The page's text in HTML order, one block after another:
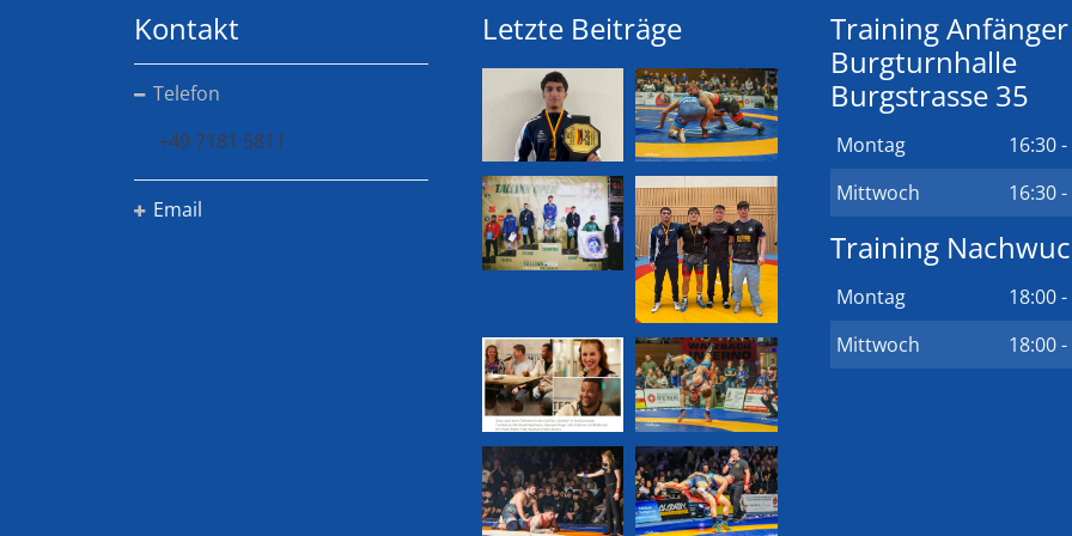
Kontakt
Telefon
+49 7181 5811
Email
Letzte Beiträge
Training Anfänger
Burgturnhalle
Burgstrasse 35
Montag
16:30
Mittwoch
16:30
Training
Montag
18:00
Mittwoch
18:00